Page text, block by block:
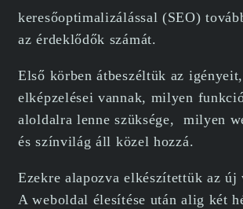
keresőoptimalizálással (SEO)
az érdeklődők számát.
Első körben átbeszéltük az
elképzelései vannak, milyen
aloldalra lenne szüksége, milyen
és színvilág áll közel hozzá.
Ezekre alapozva elkészítettük az új
A weboldal élesítése után alig két